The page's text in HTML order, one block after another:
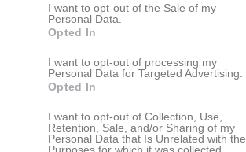
I want to opt-out of the Sale of my
Personal Data.
Opted In
I want to opt-out of processing my
Personal Data for Targeted Advertising.
Opted In
I want to opt-out of Collection, Use,
Retention, Sale, and/or Sharing of my
Personal Data that Is Unrelated with the
Purposes for which it was collected.
Kommentera